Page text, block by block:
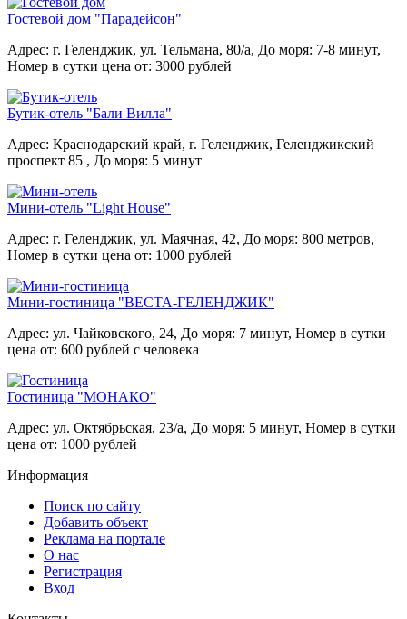
Гостевой дом "Парадейсон"
Адрес: г. Геленджик, ул. Тельмана, 80/а, До моря: 7-8 минут,
Номер в сутки цена от: 3000 рублей
Бутик-отель "Бали Вилла"
Адрес: Краснодарский край, г. Геленджик, Геленджикский
проспект 85 , До моря: 5 минут
Мини-отель "Light House"
Адрес: г. Геленджик, ул. Маячная, 42, До моря: 800 метров,
Номер в сутки цена от: 1000 рублей
Мини-гостиница "ВЕСТА-ГЕЛЕНДЖИК"
Адрес: ул. Чайковского, 24, До моря: 7 минут, Номер в сутки
цена от: 600 рублей с человека
Гостиница "МОНАКО"
Адрес: ул. Октябрьская, 23/а, До моря: 5 минут, Номер в сутки
цена от: 1000 рублей
Информация
Поиск по сайту
Добавить объект
Реклама на портале
О нас
Регистрация
Вход